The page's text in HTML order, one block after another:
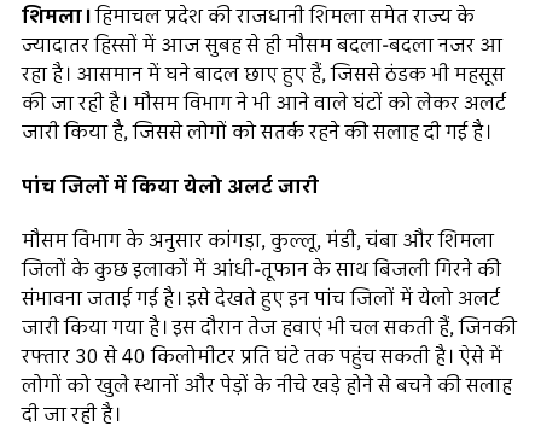
शिमला।हिमाचल प्रदेश की राजधानी शिमला समेत राज्य के
ज्यादातर हिस्सों में आज सुबह से ही मौसम बदला-बदला नजर आ
रहा है। आसमान में घने बादल छाए हुए हैं, जिससे ठंडक भी महसूस
की जा रही है। मौसम विभाग ने भी आने वाले घंटों को लेकर अलर्ट
जारी किया है, जिससे लोगों को सतर्क रहने की सलाह दी गई है।
पांच जिलों में किया येलो अलर्ट जारी
मौसम विभाग के अनुसार कांगड़ा, कुल्लू, मंडी, चंबा और शिमला
जिलों के कुछ इलाकों में आंधी-तूफान के साथ बिजली गिरने की
संभावना जताई गई है। इसे देखते हुए इन पांच जिलों में येलो अलर्ट
जारी किया गया है। इस दौरान तेज हवाएं भी चल सकती हैं, जिनकी
रफ्तार 30 से 40 किलोमीटर प्रति घंटे तक पहुंच सकती है। ऐसे में
लोगों को खुले स्थानों और पेड़ों के नीचे खड़े होने से बचने की सलाह
दी जा रही है।